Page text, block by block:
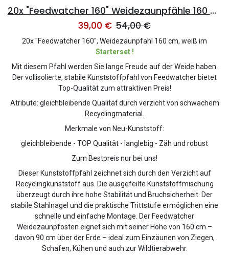
20x "Feedwatcher 160" Weidezaunpfähle 160 cm, 10 Ösen, weiß
39,00 € 54,00€
20x "Feedwatcher 160", Weidezaunpfahl 160 cm, weiß im
Starterset !
Mit diesem Pfahl werden Sie lange Freude auf der Weide haben.
Der vollisolierte, stabile Kunststoffpfahl von Feedwatcher bietet
Top-Qualität zum attraktiven Preis!
Atribute: gleichbleibende Qualität durch verzicht von schwachem
Recyclingmaterial.
Merkmale von Neu-Kunststoff:
gleichbleibende - TOP Qualität - langlebig - Zäh und robust
Zum Bestpreis nur bei uns!
Dieser Kunststoffpfahl zeichnet sich durch den Verzicht auf
Recyclingkunststoff aus. Die ausgefeilte Kunststoffmischung
überzeugt durch ihre hohe Stabilität und Bruchsicherheit. Der
stabile Stahlnagel und die praktische Trittstufe ermöglichen eine
schnelle und einfache Montage. Der Feedwatcher
Weidezaunpfosten eignet sich mit seiner Höhe von 160 cm –
davon 90 cm über der Erde – ideal zum Einzäunen von Ziegen,
Schafen, Kühen und auch zur Wildtierabwehr.